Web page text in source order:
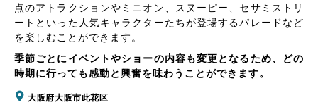
点のアトラクションやミニオン、スヌーピー、セサミストリ
ートといった人気キャラクターたちが登場するパレードなど
を楽しむことができます。
季節ごとにイベントやショーの内容も変更となるため、どの
時期に行っても感動と興奮を味わうことができます。
大阪府大阪市此花区